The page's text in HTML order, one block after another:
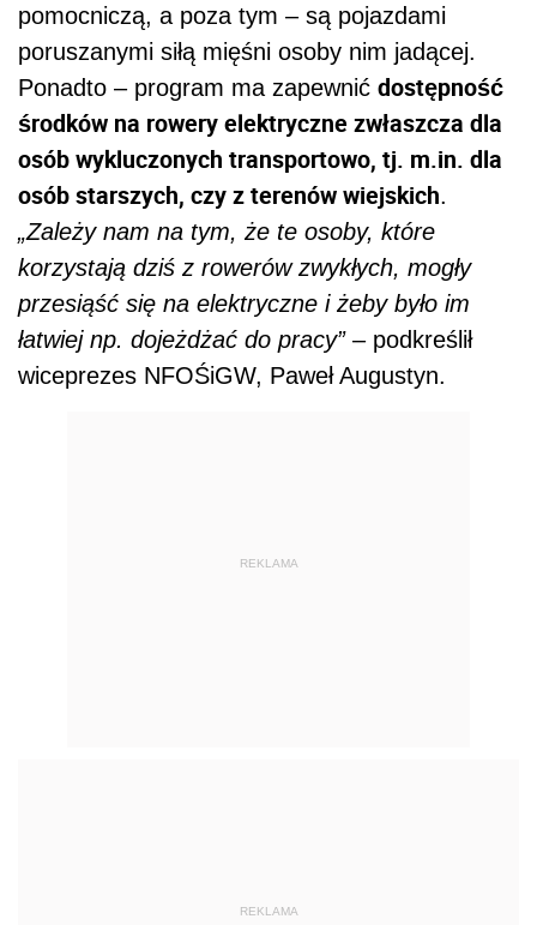
pomocniczą, a poza tym – są pojazdami
poruszanymi siłą mięśni osoby nim jadącej.
Ponadto – program ma zapewnić dostępność
środków na rowery elektryczne zwłaszcza dla
osób wykluczonych transportowo, tj. m.in. dla
osób starszych, czy z terenów wiejskich.
„Zależy nam na tym, że te osoby, które
korzystają dziś z rowerów zwykłych, mogły
przesiąść się na elektryczne i żeby było im
łatwiej np. dojeżdżać do pracy”– podkreślił
wiceprezes NFOŚiGW, Paweł Augustyn.
REKLAMA
REKLAMA